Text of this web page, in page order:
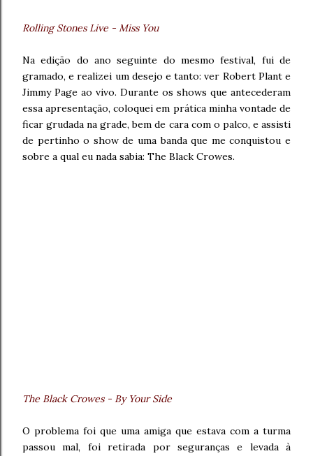
Rolling Stones Live - Miss You
Na edição do ano seguinte do mesmo festival, fui de
gramado, e realizei um desejo e tanto: ver Robert Plant e
Jimmy Page ao vivo. Durante os shows que antecederam
essa apresentação, coloquei em prática minha vontade de
ficar grudada na grade, bem de cara com o palco, e assisti
de pertinho o show de uma banda que me conquistou e
sobre a qual eu nada sabia: The Black Crowes.
The Black Crowes - By Your Side
O problema foi que uma amiga que estava com a turma
passou mal, foi retirada por seguranças e levada à